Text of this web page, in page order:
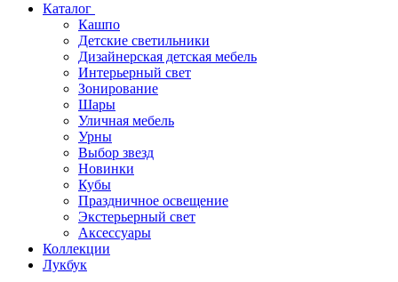
Каталог
Кашпо
Детские светильники
Дизайнерская детская мебель
Интерьерный свет
Зонирование
Шары
Уличная мебель
Урны
Выбор звезд
Новинки
Кубы
Праздничное освещение
Экстерьерный свет
Аксессуары
Коллекции
Лукбук